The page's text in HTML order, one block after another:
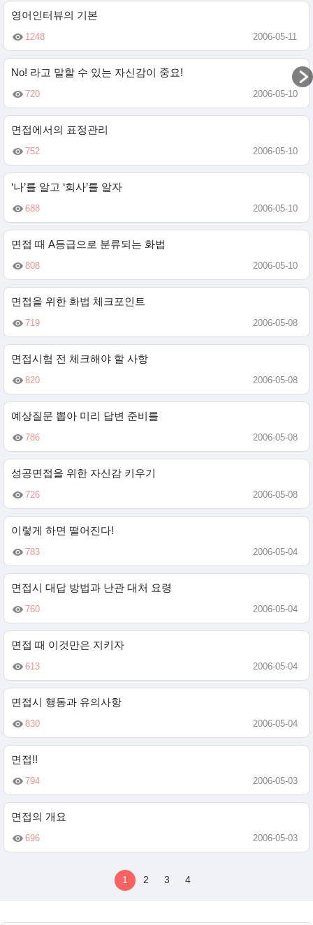
영어인터뷰의 기본
1248 2006-05-11
No! 라고 말할 수 있는 자신감이 중요!
720 2006-05-10
면접에서의 표정관리
752 2006-05-10
‘나’를 알고 ‘회사’를 알자
688 2006-05-10
면접 때 A등급으로 분류되는 화법
808 2006-05-10
면접을 위한 화법 체크포인트
719 2006-05-08
면접시험 전 체크해야 할 사항
820 2006-05-08
예상질문 뽑아 미리 답변 준비를
786 2006-05-08
성공면접을 위한 자신감 키우기
726 2006-05-08
이렇게 하면 떨어진다!
783 2006-05-04
면접시 대답 방법과 난관 대처 요령
760 2006-05-04
면접 때 이것만은 지키자
613 2006-05-04
면접시 행동과 유의사항
830 2006-05-04
면접!!
794 2006-05-03
면접의 개요
696 2006-05-03
1 2 3 4